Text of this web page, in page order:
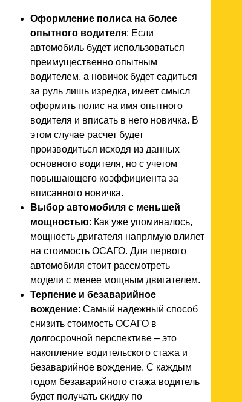
Оформление полиса на более
опытного водителя: Если
автомобиль будет использоваться
преимущественно опытным
водителем, а новичок будет садиться
за руль лишь изредка, имеет смысл
оформить полис на имя опытного
водителя и вписать в него новичка. В
этом случае расчет будет
производиться исходя из данных
основного водителя, но с учетом
повышающего коэффициента за
вписанного новичка.
Выбор автомобиля с меньшей
мощностью: Как уже упоминалось,
мощность двигателя напрямую влияет
на стоимость ОСАГО. Для первого
автомобиля стоит рассмотреть
модели с менее мощным двигателем.
Терпение и безаварийное
вождение: Самый надежный способ
снизить стоимость ОСАГО в
долгосрочной перспективе – это
накопление водительского стажа и
безаварийное вождение. С каждым
годом безаварийного стажа водитель
будет получать скидку по